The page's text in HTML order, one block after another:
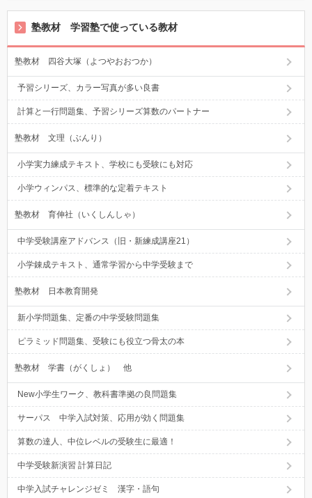
塾教材 学習塾で使っている教材
塾教材 四谷大塚（よつやおおつか）
予習シリーズ、カラー写真が多い良書
計算と一行問題集、予習シリーズ算数のパートナー
塾教材 文理（ぶんり）
小学実力練成テキスト、学校にも受験にも対応
小学ウィンパス、標準的な定着テキスト
塾教材 育伸社（いくしんしゃ）
中学受験講座アドバンス（旧・新練成講座21）
小学錬成テキスト、通常学習から中学受験まで
塾教材 日本教育開発
新小学問題集、定番の中学受験問題集
ピラミッド問題集、受験にも役立つ骨太の本
塾教材 学書（がくしょ） 他
New小学生ワーク、教科書準拠の良問題集
サーパス 中学入試対策、応用が効く問題集
算数の達人、中位レベルの受験生に最適！
中学受験新演習 計算日記
中学入試チャレンジゼミ 漢字・語句